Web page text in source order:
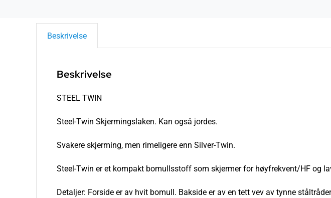
Beskrivelse
Beskrivelse
STEEL TWIN
Steel-Twin Skjermingslaken. Kan også jordes.
Svakere skjerming, men rimeligere enn Silver-Twin.
Steel-Twin er et kompakt bomullsstoff som skjermer for høyfrekvent/HF og
Detaljer: Forside er av hvit bomull. Bakside er av en tett vev av tynne